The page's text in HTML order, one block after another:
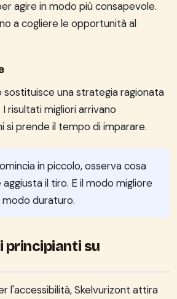
agire in modo più consapevole.
a cogliere le opportunità al
una strategia ragionata
I risultati migliori arrivano
si prende il tempo di imparare.
in piccolo, osserva cosa
il tiro. E il modo migliore
duraturo.
principianti su
l'accessibilità, Skelvurizont attira